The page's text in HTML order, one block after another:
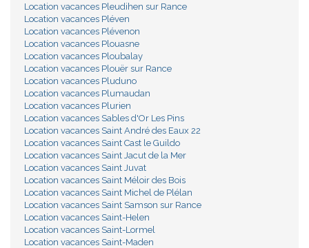
Location vacances Pleudihen sur Rance
Location vacances Pléven
Location vacances Plévenon
Location vacances Plouasne
Location vacances Ploubalay
Location vacances Plouër sur Rance
Location vacances Pluduno
Location vacances Plumaudan
Location vacances Plurien
Location vacances Sables d'Or Les Pins
Location vacances Saint André des Eaux 22
Location vacances Saint Cast le Guildo
Location vacances Saint Jacut de la Mer
Location vacances Saint Juvat
Location vacances Saint Méloir des Bois
Location vacances Saint Michel de Plélan
Location vacances Saint Samson sur Rance
Location vacances Saint-Helen
Location vacances Saint-Lormel
Location vacances Saint-Maden